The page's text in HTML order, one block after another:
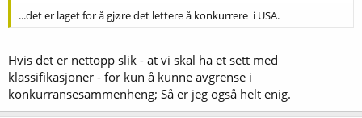
...det er laget for å gjøre det lettere å konkurrere  i USA.
Hvis det er nettopp slik - at vi skal ha et sett med
klassifikasjoner - for kun å kunne avgrense i
konkurransesammenheng; Så er jeg også helt enig.